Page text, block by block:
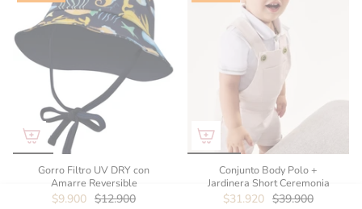
Gorro Filtro UV DRY con
Amarre Reversible
$9.900 $12.900
Conjunto Body Polo +
Jardinera Short Ceremonia
$31.920 $39.900